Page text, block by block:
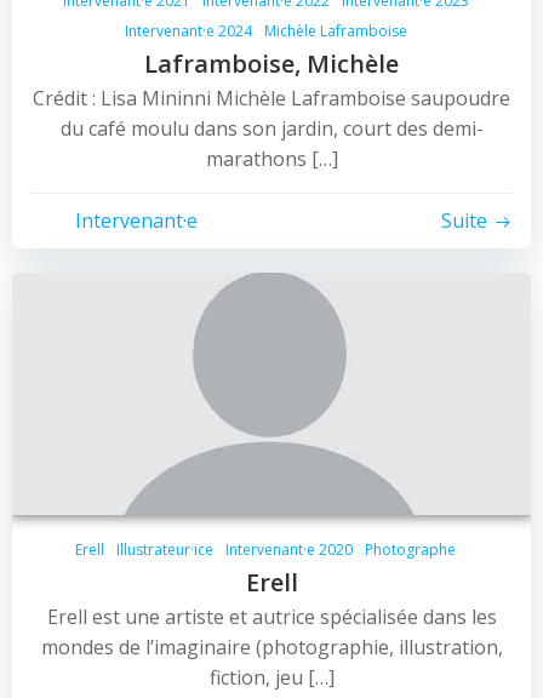
Intervenant·e 2024
Michèle Laframboise
Laframboise, Michèle
Crédit : Lisa Mininni Michèle Laframboise saupoudre
du café moulu dans son jardin, court des demi-
marathons […]
Intervenant·e Suite
Erell Illustrateur·ice Intervenant·e 2020 Photographe
Erell
Erell est une artiste et autrice spécialisée dans les
mondes de l’imaginaire (photographie, illustration,
fiction, jeu […]